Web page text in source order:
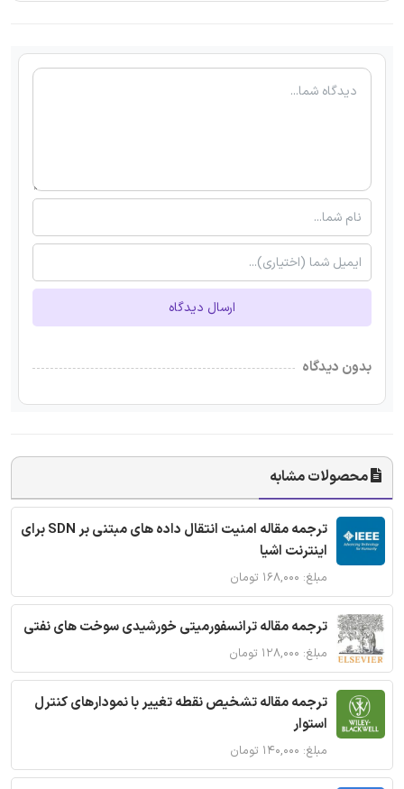
ارسال دیدگاه
بدون دیدگاه
محصولات مشابه
ترجمه مقاله امنیت انتقال داده های مبتنی بر SDN برای
اینترنت اشیا
مبلغ: ۱۶۸,۰۰۰ تومان
ترجمه مقاله ترانسفورمیتی خورشیدی سوخت های نفتی
مبلغ: ۱۲۸,۰۰۰ تومان
ترجمه مقاله تشخیص نقطه تغییر با نمودارهای کنترل
استوار
مبلغ: ۱۴۰,۰۰۰ تومان